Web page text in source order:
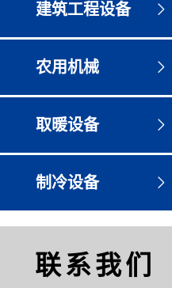
建筑工程设备
农用机械
取暖设备
制冷设备
联系我们